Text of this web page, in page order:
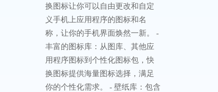
换图标让你可以自由更改和自定
义手机上应用程序的图标和名
称，让你的手机界面焕然一新。 -
丰富的图标库：从图库、其他应
用程序图标到个性化图标包，快
换图标提供海量图标选择，满足
你的个性化需求。 - 壁纸库：包含